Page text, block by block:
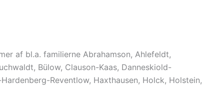
af bl.a. familierne Abrahamson, Ahlefeldt,
Bülow, Clauson-Kaas, Danneskiold-
Reventlow, Haxthausen, Holck, Holstein,